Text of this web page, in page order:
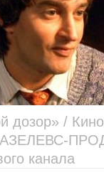
дозор» /
канала